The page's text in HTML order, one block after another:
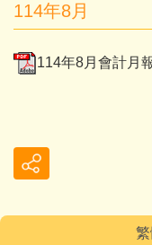
114年8月
114年8月會計月